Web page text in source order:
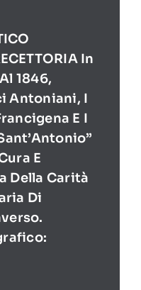
In
1846,
Antoniani, I
E I
E
Della Carità
Di